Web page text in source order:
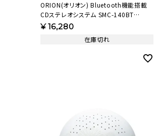
ORION(オリオン) Bluetooth機能搭載
CDステレオシステム SMC-140BT
【AVT】
¥16,280
在庫切れ